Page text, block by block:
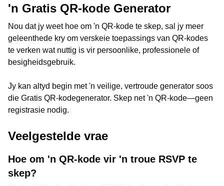
'n Gratis QR-kode Generator
Nou dat jy weet hoe om 'n QR-kode te skep, sal jy meer
geleenthede kry om verskeie toepassings van QR-kodes
te verken wat nuttig is vir persoonlike, professionele of
besigheidsgebruik.
Jy kan altyd begin met 'n veilige, vertroude generator soos
die Gratis QR-kodegenerator. Skep net 'n QR-kode—geen
registrasie nodig.
Veelgestelde vrae
Hoe om 'n QR-kode vir 'n troue RSVP te
skep?